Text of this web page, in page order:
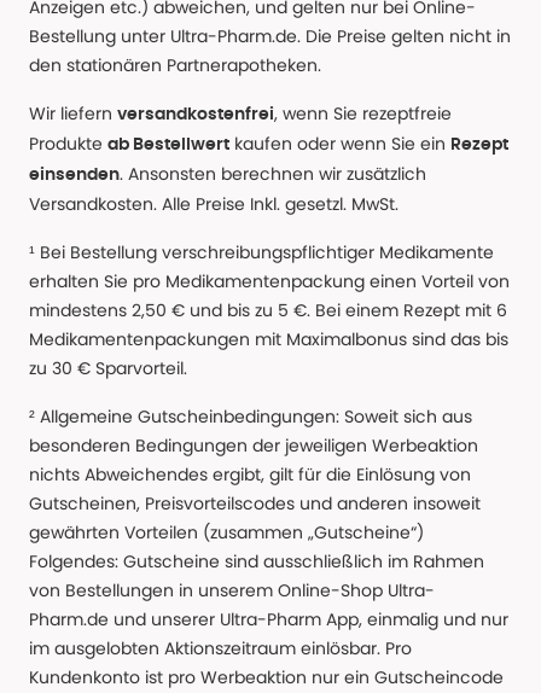
Anzeigen etc.) abweichen, und gelten nur bei Online-
Bestellung unter Ultra-Pharm.de. Die Preise gelten nicht in
den stationären Partnerapotheken.
Wir liefern versandkostenfrei, wenn Sie rezeptfreie
Produkte ab Bestellwert kaufen oder wenn Sie ein Rezept
einsenden. Ansonsten berechnen wir zusätzlich
Versandkosten. Alle Preise Inkl. gesetzl. MwSt.
¹ Bei Bestellung verschreibungspflichtiger Medikamente
erhalten Sie pro Medikamentenpackung einen Vorteil von
mindestens 2,50 € und bis zu 5 €. Bei einem Rezept mit 6
Medikamentenpackungen mit Maximalbonus sind das bis
zu 30 € Sparvorteil.
² Allgemeine Gutscheinbedingungen: Soweit sich aus
besonderen Bedingungen der jeweiligen Werbeaktion
nichts Abweichendes ergibt, gilt für die Einlösung von
Gutscheinen, Preisvorteilscodes und anderen insoweit
gewährten Vorteilen (zusammen „Gutscheine“)
Folgendes: Gutscheine sind ausschließlich im Rahmen
von Bestellungen in unserem Online-Shop Ultra-
Pharm.de und unserer Ultra-Pharm App, einmalig und nur
im ausgelobten Aktionszeitraum einlösbar. Pro
Kundenkonto ist pro Werbeaktion nur ein Gutscheincode